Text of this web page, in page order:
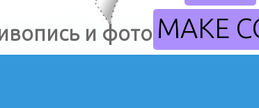
и фотография
MAKE